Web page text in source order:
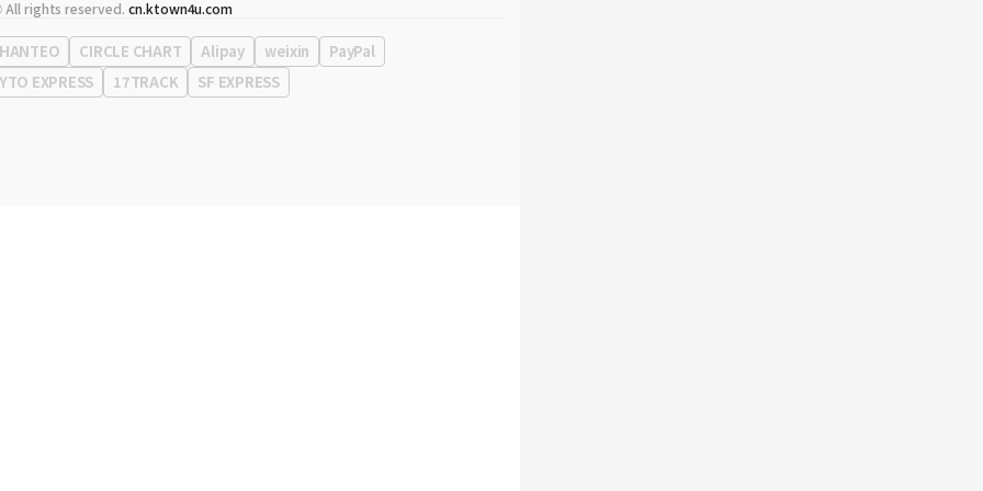
执照 120-87-71116
地址 首尔特别市 江南区 岭东大路 513号 3楼 （三成洞， coex)
rights reserved. cn.ktown4u.com
HANTEO CIRCLE CHART Alipay weixin
PayPal
YTO EXPRESS
17TRACK SF EXPRESS